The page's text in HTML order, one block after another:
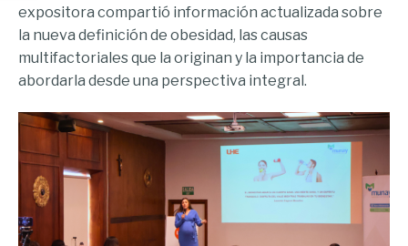
expositora compartió información actualizada sobre
la nueva definición de obesidad, las causas
multifactoriales que la originan y la importancia de
abordarla desde una perspectiva integral.